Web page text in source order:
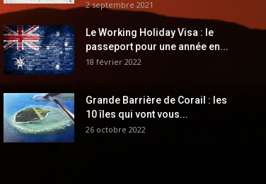
2 septembre 2021
Le Working Holiday Visa : le
passeport pour une année en...
18 février 2022
Grande Barrière de Corail : les
10 îles qui vont vous...
26 octobre 2022